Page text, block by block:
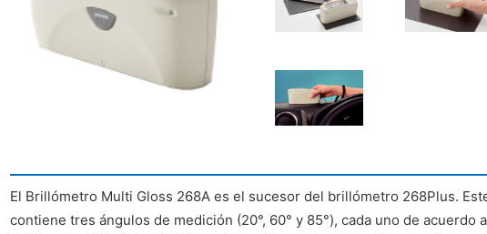
El Brillómetro Multi Gloss 268A es el sucesor del brillómetro 268Plus.
contiene tres ángulos de medición (20°, 60° y 85°), cada uno de acuerdo